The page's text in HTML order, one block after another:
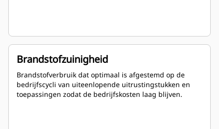
Brandstofzuinigheid
Brandstofverbruik dat optimaal is afgestemd op de
bedrijfscycli van uiteenlopende uitrustingstukken en
toepassingen zodat de bedrijfskosten laag blijven.